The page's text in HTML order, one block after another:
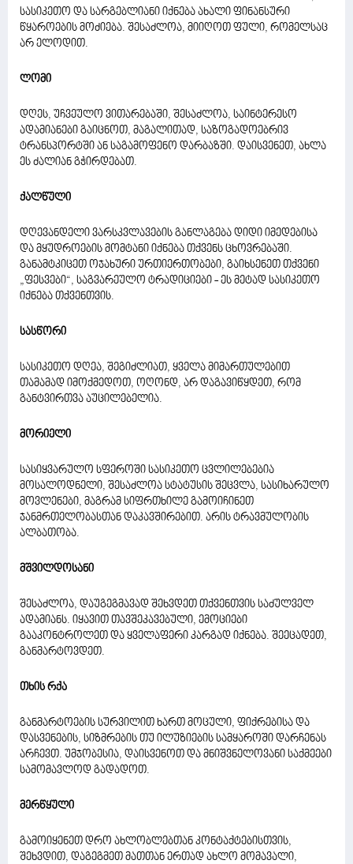
სასიკეთო და სარგებლიანი იქნება ახალი ფინანსური
წყაროების მოძიება. შესაძლოა, მიიღოთ ფული, რომელსაც
არ ელოდით.
ლომი
დღეს, უჩვეულო ვითარებაში, შესაძლოა, საინტერესო
ადამიანები გაიცნოთ, მაგალითად, საზოგადოებრივ
ტრანსპორტში ან საგამოფენო დარბაზში. დაისვენეთ, ახლა
ეს ძალიან გჭირდებათ.
ქალწული
დღევანდელი ვარსკვლავების განლაგება დიდი იმედებისა
და მყუდროების მომტანი იქნება თქვენს ცხოვრებაში.
განამტკიცეთ ოჯახური ურთიერთობები, გაიხსენეთ თქვენი
„ფესვები“, საგვარეულო ტრადიციები - ეს მეტად სასიკეთო
იქნება თქვენთვის.
სასწორი
სასიკეთო დღეა, შეგიძლიათ, ყველა მიმართულებით
თამამად იმოქმედოთ, ოღონდ, არ დაგავიწყდეთ, რომ
განტვირთვა აუცილებელია.
მორიელი
სასიყვარულო სფეროში სასიკეთო ცვლილებებია
მოსალოდნელი, შესაძლოა სტატუსის შეცვლა, სასიხარულო
მოვლენები, მაგრამ სიფრთხილე გამოიჩინეთ
ჯანმრთელობასთან დაკავშირებით. არის ტრავმულობის
ალბათობა.
მშვილდოსანი
შესაძლოა, დაუგეგმავად შეხვდეთ თქვენთვის საძულველ
ადამიანს. იყავით თავშეკავებული, ემოციები
გააკონტროლეთ და ყველაფერი კარგად იქნება. შეეცადეთ,
განმარტოვდეთ.
თხის რქა
განმარტოების სურვილით ხართ მოცული, ფიქრებისა და
დასვენების, სიზმრების თუ ილუზიების სამყაროში დარჩენას
არჩევთ. უმჯობესია, დაისვენოთ და მნიშვნელოვანი საქმეები
სამომავლოდ გადადოთ.
მერწყული
გამოიყენეთ დრო ახლობლებთან კონტაქტებისთვის,
შეხვდით, დაგეგმეთ მათთან ერთად ახლო მომავალი,